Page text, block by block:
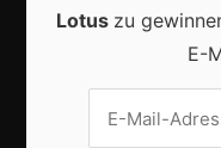
Lotus zu
E-